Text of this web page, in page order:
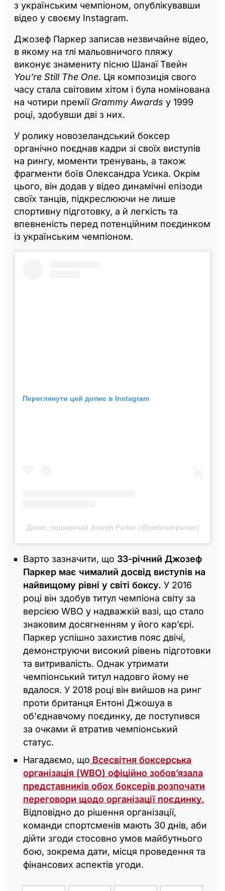
з українським чемпіоном, опублікувавши
відео у своєму Instagram.
Джозеф Паркер записав незвичайне відео,
в якому на тлі мальовничого пляжу
виконує знамениту пісню Шанаї Твейн
You’re Still The One. Ця композиція свого
часу стала світовим хітом і була номінована
на чотири премії Grammy Awards у 1999
році, здобувши дві з них.
У ролику новозеландський боксер
органічно поєднав кадри зі своїх виступів
на рингу, моменти тренувань, а також
фрагменти боїв Олександра Усика. Окрім
цього, він додав у відео динамічні епізоди
своїх танців, підкреслюючи не лише
спортивну підготовку, а й легкість та
впевненість перед потенційним поєдинком
із українським чемпіоном.
Переглянути цей допис в Instagram
Допис, поширений Joseph Parker (@joeboxerparker)
Варто зазначити, що 33-річний Джозеф
Паркер має чималий досвід виступів на
найвищому рівні у світі боксу. У 2016
році він здобув титул чемпіона світу за
версією WBO у надважкій вазі, що стало
знаковим досягненням у його кар’єрі.
Паркер успішно захистив пояс двічі,
демонструючи високий рівень підготовки
та витривалість. Однак утримати
чемпіонський титул надовго йому не
вдалося. У 2018 році він вийшов на ринг
проти британця Ентоні Джошуа в
об'єднавчому поєдинку, де поступився
за очками й втратив чемпіонський
статус.
Нагадаємо, що Всесвітня боксерська
організація (WBO) офіційно зобов’язала
представників обох боксерів розпочати
переговори щодо організації поєдинку.
Відповідно до рішення організації,
команди спортсменів мають 30 днів, аби
дійти згоди стосовно умов майбутнього
бою, зокрема дати, місця проведення та
фінансових аспектів угоди.